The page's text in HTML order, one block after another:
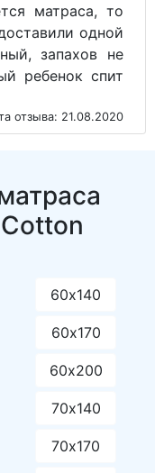
матраса, то
одной
запахов не
ребенок спит
отзыва: 21.08.2020
60х140
60х170
60х200
70х140
70х170